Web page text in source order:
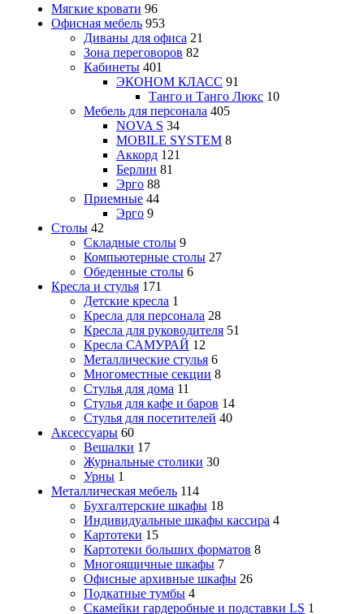
Мягкие кровати 96
Офисная мебель 953
Диваны для офиса 21
Зона переговоров 82
Кабинеты 401
ЭКОНОМ КЛАСС 91
Танго и Танго Люкс 10
Мебель для персонала 405
NOVA S 34
MOBILE SYSTEM 8
Аккорд 121
Берлин 81
Эрго 88
Приемные 44
Эрго 9
Столы 42
Складные столы 9
Компьютерные столы 27
Обеденные столы 6
Кресла и стулья 171
Детские кресла 1
Кресла для персонала 28
Кресла для руководителя 51
Кресла САМУРАЙ 12
Металлические стулья 6
Многоместные секции 8
Стулья для дома 11
Стулья для кафе и баров 14
Стулья для посетителей 40
Аксессуары 60
Вешалки 17
Журнальные столики 30
Урны 1
Металлическая мебель 114
Бухгалтерские шкафы 18
Индивидуальные шкафы кассира 4
Картотеки 15
Картотеки больших форматов 8
Многоящичные шкафы 7
Офисные архивные шкафы 26
Подкатные тумбы 4
Скамейки гардеробные и подставки LS 1